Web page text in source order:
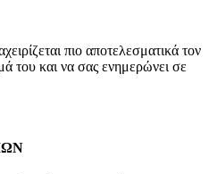
πιο αποτελεσματικά τον
του και να σας ενημερώνει σε